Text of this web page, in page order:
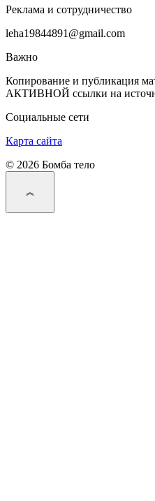
Реклама и сотрудничество
leha19844891@gmail.com
Важно
Копирование и публикация
АКТИВНОЙ ссылки на
Социальные сети
Карта сайта
© 2026 Бомба тело